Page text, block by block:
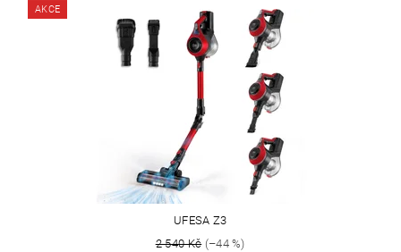
AKCE
UFESA Z3
2 540 Kč(–44 %)